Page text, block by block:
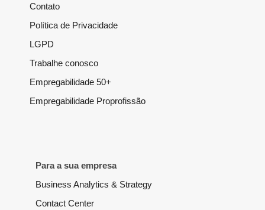
Contato
Política de Privacidade
LGPD
Trabalhe conosco
Empregabilidade 50+
Empregabilidade Proprofissão
Para a sua empresa
Business Analytics & Strategy
Contact Center